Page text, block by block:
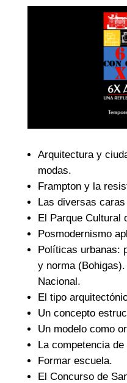
Arquitectura y
modas.
Frampton y la
Las diversas
El Parque Cultural
Posmodernismo
Políticas urbanas:
y norma
Nacional.
El tipo
Un concepto
Un modelo como
La competencia
Formar escuela.
El Concurso de